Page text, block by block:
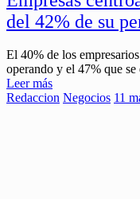
del 42% de su
El 40% de los
operando y el 47% que
Leer más
Redaccion Negocios 11